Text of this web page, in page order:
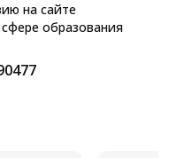
на сайте
образования